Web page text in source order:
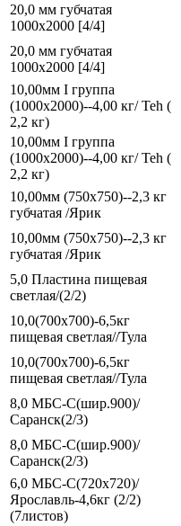
20,0 мм губчатая
1000х2000 [4/4]
20,0 мм губчатая
1000х2000 [4/4]
10,00мм I группа
(1000х2000)--4,00 кг/ Teh (
2,2 кг)
10,00мм I группа
(1000х2000)--4,00 кг/ Teh (
2,2 кг)
10,00мм (750х750)--2,3 кг
губчатая /Ярик
10,00мм (750х750)--2,3 кг
губчатая /Ярик
5,0 Пластина пищевая
светлая/(2/2)
10,0(700х700)-6,5кг
пищевая светлая//Тула
10,0(700х700)-6,5кг
пищевая светлая//Тула
8,0 МБС-С(шир.900)/
Саранск(2/3)
8,0 МБС-С(шир.900)/
Саранск(2/3)
6,0 МБС-С(720х720)/
Ярославль-4,6кг (2/2)
(7листов)